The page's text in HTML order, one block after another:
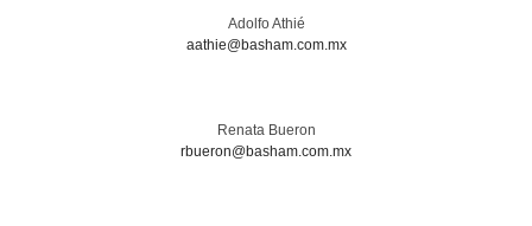
Adolfo Athié
aathie@basham.com.mx
Renata Bueron
rbueron@basham.com.mx